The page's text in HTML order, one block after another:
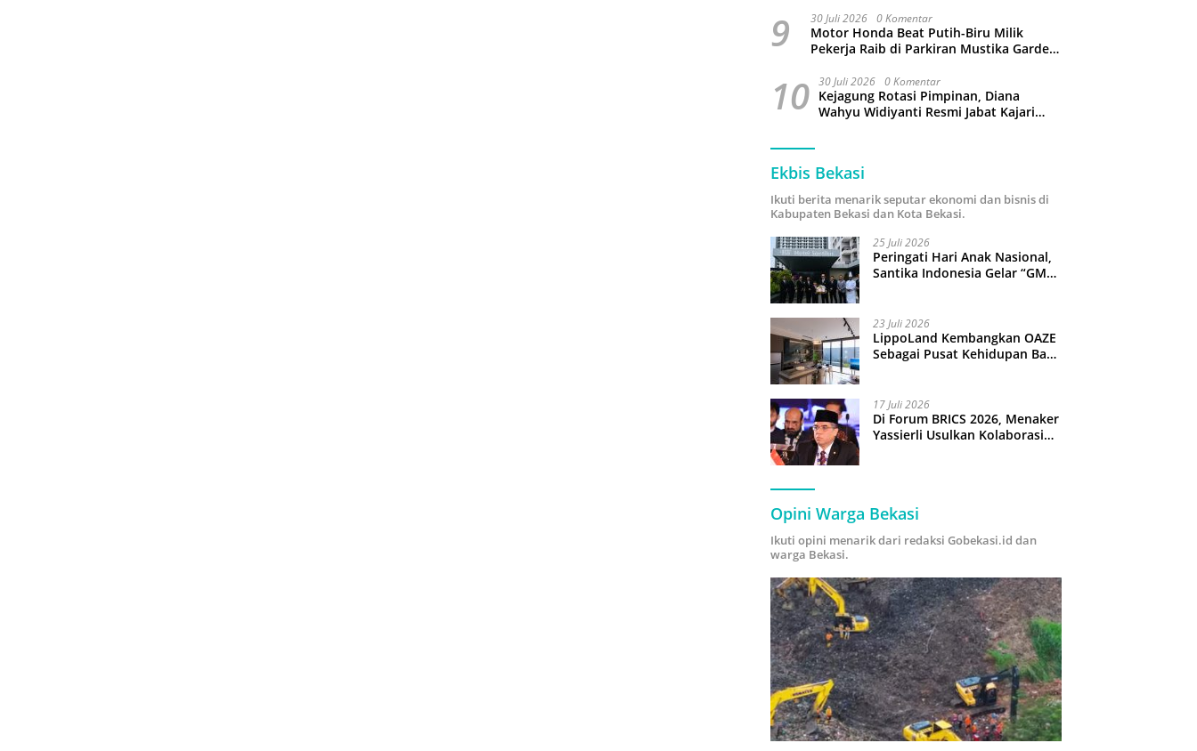
Komentar Medsos
9 30 Juli 2026 0 Komentar
Motor Honda Beat Putih-Biru Milik
Pekerja Raib di Parkiran Mustika Garden
10 30 Juli 2026 0 Komentar
Kejagung Rotasi Pimpinan, Diana
Wahyu Widiyanti Resmi Jabat Kajari
Ekbis Bekasi
Ikuti berita menarik seputar ekonomi dan bisnis di
Kabupaten Bekasi dan Kota Bekasi.
25 Juli 2026
Peringati Hari Anak Nasional,
Santika Indonesia Gelar “GM
23 Juli 2026
LippoLand Kembangkan OAZE
Sebagai Pusat Kehidupan Baru
17 Juli 2026
Di Forum BRICS 2026, Menaker
Yassierli Usulkan Kolaborasi
Opini Warga Bekasi
Ikuti opini menarik dari redaksi Gobekasi.id dan
warga Bekasi.